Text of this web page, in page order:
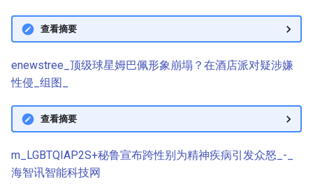
查看摘要
enewstree_顶级球星姆巴佩形象崩塌？在酒店派对疑涉嫌
性侵_组图_
查看摘要
m_LGBTQIAP2S+秘鲁宣布跨性别为精神疾病引发众怒_-_
海智讯智能科技网